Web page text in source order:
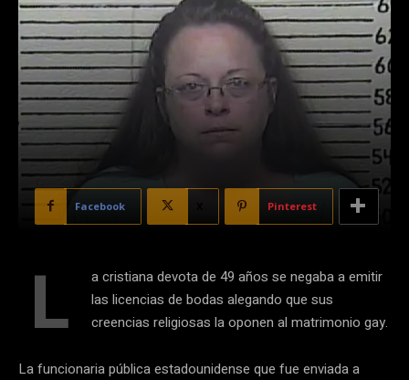
Facebook Pinterest
L
a cristiana devota de 49 años se negaba a emitir
las licencias de bodas alegando que sus
creencias religiosas la oponen al matrimonio gay.
La funcionaria pública estadounidense que fue enviada a